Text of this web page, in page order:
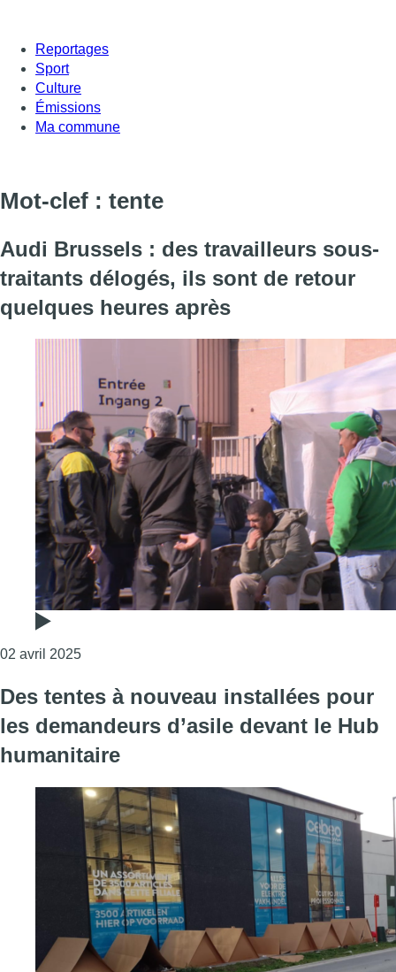
Reportages
Sport
Culture
Émissions
Ma commune
Mot-clef : tente
Audi Brussels : des travailleurs sous-
traitants délogés, ils sont de retour
quelques heures après
02 avril 2025Consulter l'article "Audi Brussels : des
Des tentes à nouveau installées pour
les demandeurs d’asile devant le Hub
humanitaire